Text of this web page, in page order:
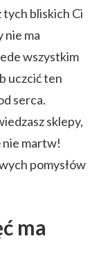
bliskich Ci
nie ma
wszystkim
uczcić ten
serca.
sklepy,
nie martw!
pomysłów
ma